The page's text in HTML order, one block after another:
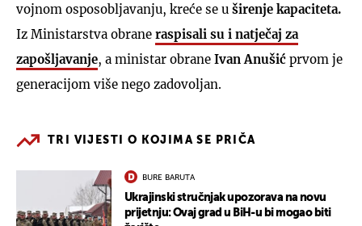
vojnom osposobljavanju, kreće se u širenje kapaciteta.
Iz Ministarstva obrane raspisali su i natječaj za
zapošljavanje, a ministar obrane Ivan Anušić prvom je
generacijom više nego zadovoljan.
TRI VIJESTI O KOJIMA SE PRIČA
BURE BARUTA
Ukrajinski stručnjak upozorava na novu
prijetnju: Ovaj grad u BiH-u bi mogao biti